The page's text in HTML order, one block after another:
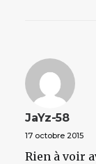
JaYz-58
17 octobre 2015
Rien à voir